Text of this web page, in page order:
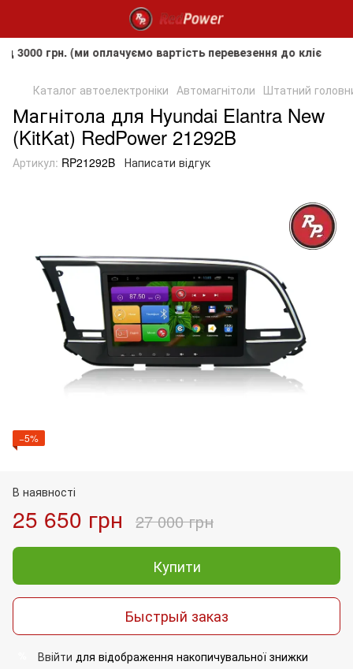
(ми оплачуємо вартість перевезення до клієнта, але
Каталог автоелектроніки Автомагнітоли Штатний
Магнітола для Hyundai Elantra New
(KitKat) RedPower 21292B
Артикул: RP21292B Написати відгук
−5%
В наявності
25 650 грн 27 000 грн
Купити
Быстрый заказ
Ввійти для відображення накопичувальної знижки